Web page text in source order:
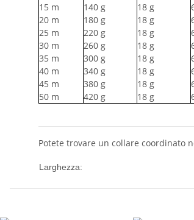
15 m 140 g 18 g
20 m 180 g 18 g
25 m 220 g 18 g
30 m 260 g 18 g
35 m 300 g 18 g
40 m 340 g 18 g
45 m 380 g 18 g
50 m 420 g 18 g
Potete trovare un collare coordinato
Larghezza: